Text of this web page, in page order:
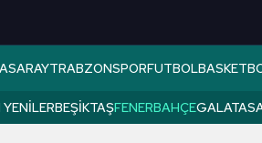
TRABZONSPORFUTBOL
YENILERBEŞIKTAŞFENERBAHÇE